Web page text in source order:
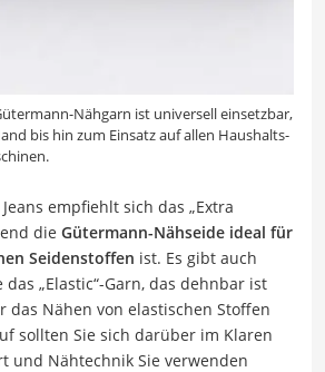
Nähgarn ist universell einsetzbar,
bis hin zum Einsatz auf allen Haushalts-
empfiehlt sich das „Extra
die Gütermann-Nähseide ideal für
Seidenstoffen ist. Es gibt auch
„Elastic“-Garn, das dehnbar ist
das Nähen von elastischen Stoffen
sollten Sie sich darüber im Klaren
und Nähtechnik Sie verwenden